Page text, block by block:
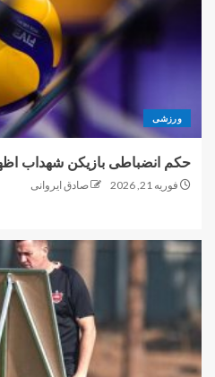
ورزشی
حکم انضباطی بازیکن شهداب
فوریه 21, 2026 صادق ایروانی